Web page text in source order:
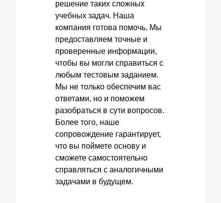
решение таких сложных
учебных задач. Наша
компания готова помочь. Мы
предоставляем точные и
проверенные информации,
чтобы вы могли справиться с
любым тестовым заданием.
Мы не только обеспечим вас
ответами, но и поможем
разобраться в сути вопросов.
Более того, наше
сопровождение гарантирует,
что вы поймете основу и
сможете самостоятельно
справляться с аналогичными
задачами в будущем.